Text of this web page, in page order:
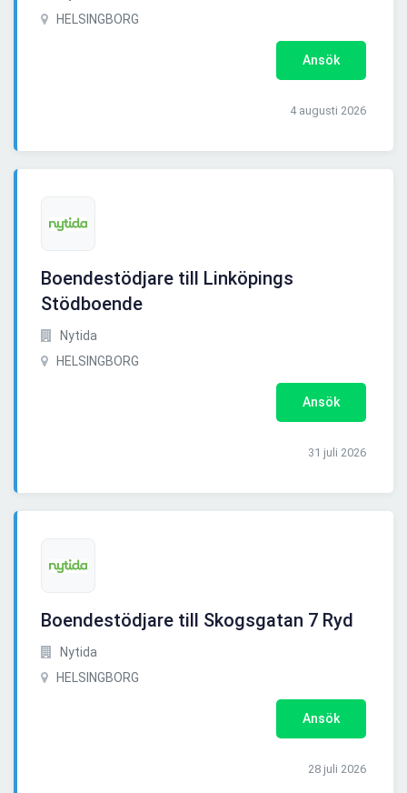
HELSINGBORG
Ansök
4 augusti 2026
Boendestödjare till Linköpings
Stödboende
Nytida
HELSINGBORG
Ansök
31 juli 2026
Boendestödjare till Skogsgatan 7 Ryd
Nytida
HELSINGBORG
Ansök
28 juli 2026